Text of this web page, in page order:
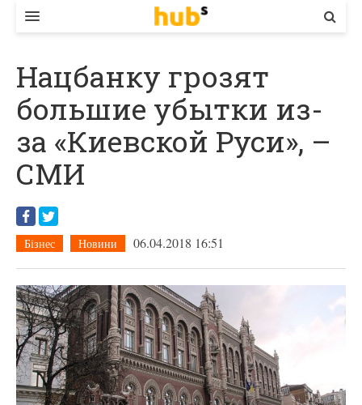
ЕКОНОМІКА
БІЗНЕС
СТАРТЕР
КОНТАКТИ
Нацбанку грозят
большие убытки из-
за «Киевской Руси», –
СМИ
Бізнес Новини 06.04.2018 16:51